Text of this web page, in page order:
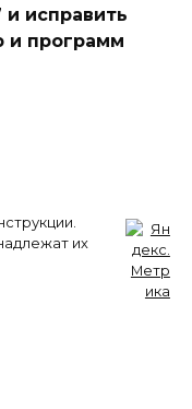
и исправить
и программ
их